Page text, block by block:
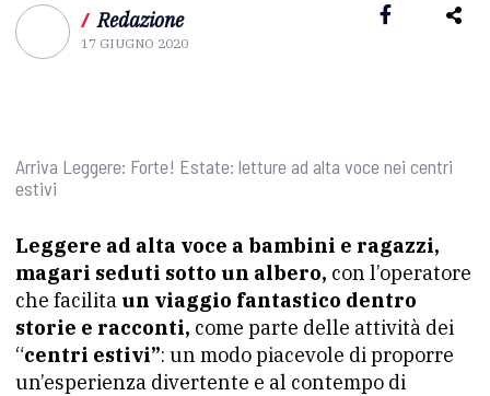
/ Redazione
17 GIUGNO 2020
Arriva Leggere: Forte! Estate: letture ad alta voce nei centri
estivi
Leggere ad alta voce a bambini e ragazzi,
magari seduti sotto un albero, con l’operatore
che facilita un viaggio fantastico dentro
storie e racconti, come parte delle attività dei
“centri estivi”: un modo piacevole di proporre
un’esperienza divertente e al contempo di